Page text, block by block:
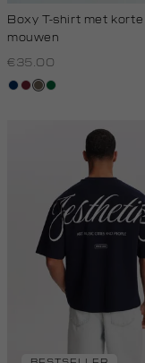
Boxy T-shirt met korte
mouwen
€35.00
donkerblauw
bordeaux
lichtbruin
donkergroen